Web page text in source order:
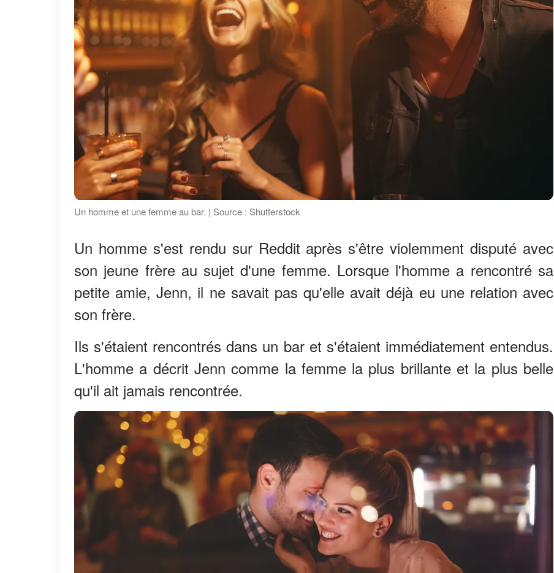
Un homme et une femme au bar. | Source : Shutterstock
Un homme s'est rendu sur Reddit après s'être violemment disputé avec
son jeune frère au sujet d'une femme. Lorsque l'homme a rencontré sa
petite amie, Jenn, il ne savait pas qu'elle avait déjà eu une relation avec
son frère.
Ils s'étaient rencontrés dans un bar et s'étaient immédiatement entendus.
L'homme a décrit Jenn comme la femme la plus brillante et la plus belle
qu'il ait jamais rencontrée.